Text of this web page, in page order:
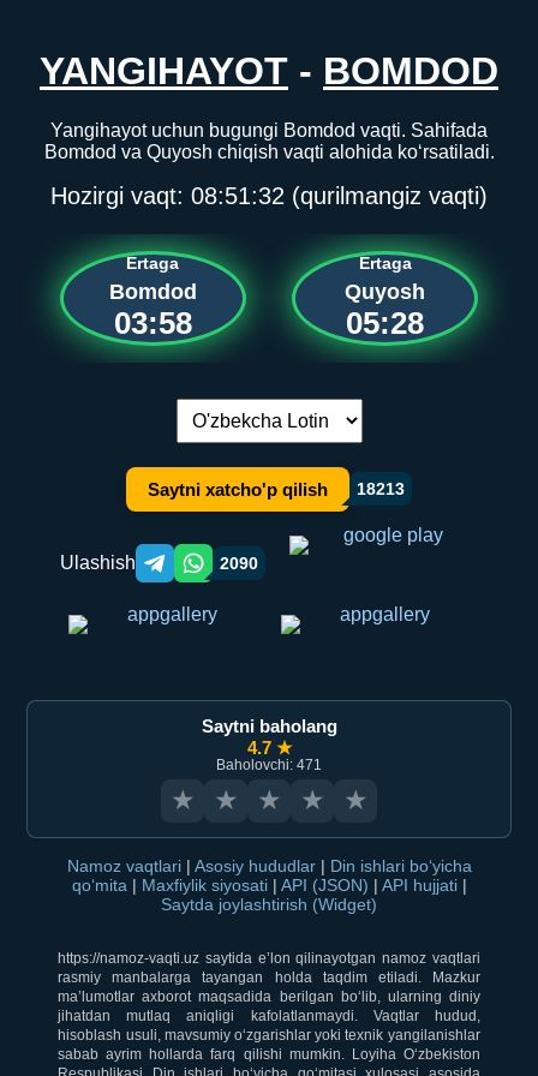
YANGIHAYOT - BOMDOD
Yangihayot uchun bugungi Bomdod vaqti. Sahifada
Bomdod va Quyosh chiqish vaqti alohida ko‘rsatiladi.
Hozirgi vaqt: 08:51:32 (qurilmangiz vaqti)
Ertaga
Bomdod
03:58
Ertaga
Quyosh
05:28
Tilni almashtirish:
Saytni xatcho'p qilish 18213
Ulashish Telegram orqali ulashish
WhatsApp orqali ulashish
2090
Saytni baholang
4.7 ★
Baholovchi: 471
★ ★ ★ ★ ★
Namoz vaqtlari | Asosiy hududlar | Din ishlari bo‘yicha
qo‘mita | Maxfiylik siyosati | API (JSON) | API hujjati |
Saytda joylashtirish (Widget)
https://namoz-vaqti.uz saytida e’lon qilinayotgan namoz vaqtlari
rasmiy manbalarga tayangan holda taqdim etiladi. Mazkur
ma’lumotlar axborot maqsadida berilgan bo‘lib, ularning diniy
jihatdan mutlaq aniqligi kafolatlanmaydi. Vaqtlar hudud,
hisoblash usuli, mavsumiy o‘zgarishlar yoki texnik yangilanishlar
sabab ayrim hollarda farq qilishi mumkin. Loyiha O‘zbekiston